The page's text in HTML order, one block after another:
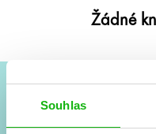
Souhlas
Žádné